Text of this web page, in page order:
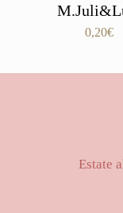
0,20€
Estate